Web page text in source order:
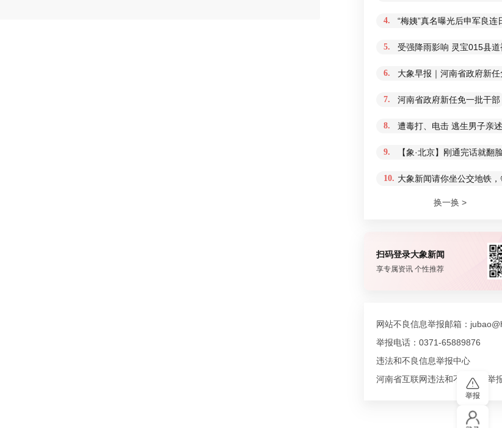
4. “梅姨”真名曝光后申军良
5. 受强降雨影响 灵宝015县
6. 大象早报｜河南省政府新
7. 河南省政府新任免一批干部
8. 遭毒打、电击 逃生男子亲
9. 【象·北京】刚通完话就
10. 大象新闻请你坐公交地铁
换一换 >
扫码登录大象新闻
享专属资讯 个性推荐
网站不良信息举报邮箱：
举报电话：0371-65889876
违法和不良信息举报中心
河南省互联网违法和不良信息举
举报